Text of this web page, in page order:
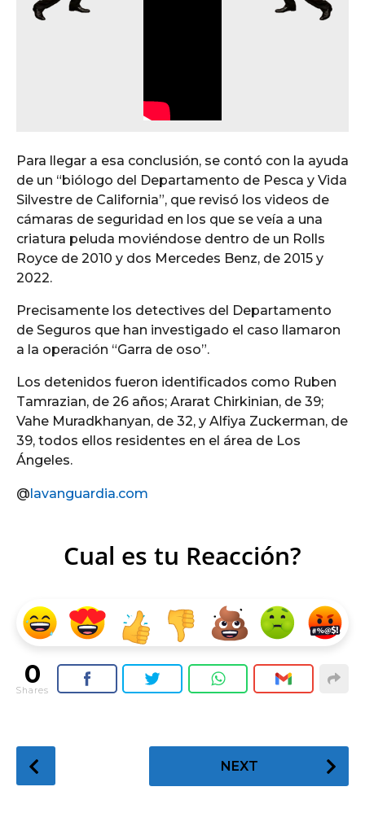
Para llegar a esa conclusión, se contó con la ayuda
de un “biólogo del Departamento de Pesca y Vida
Silvestre de California”, que revisó los videos de
cámaras de seguridad en los que se veía a una
criatura peluda moviéndose dentro de un Rolls
Royce de 2010 y dos Mercedes Benz, de 2015 y
2022.
Precisamente los detectives del Departamento
de Seguros que han investigado el caso llamaron
a la operación “Garra de oso”.
Los detenidos fueron identificados como Ruben
Tamrazian, de 26 años; Ararat Chirkinian, de 39;
Vahe Muradkhanyan, de 32, y Alfiya Zuckerman, de
39, todos ellos residentes en el área de Los
Ángeles.
@lavanguardia.com
Cual es tu Reacción?
0
Shares
o
NEXT